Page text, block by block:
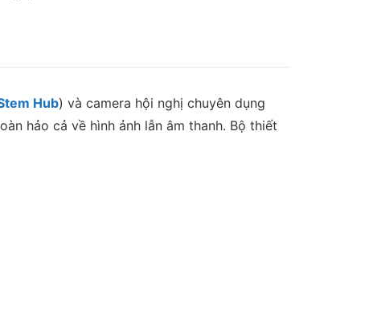
Hub) và camera hội nghị chuyên dụng
hảo cả về hình ảnh lẫn âm thanh. Bộ thiết